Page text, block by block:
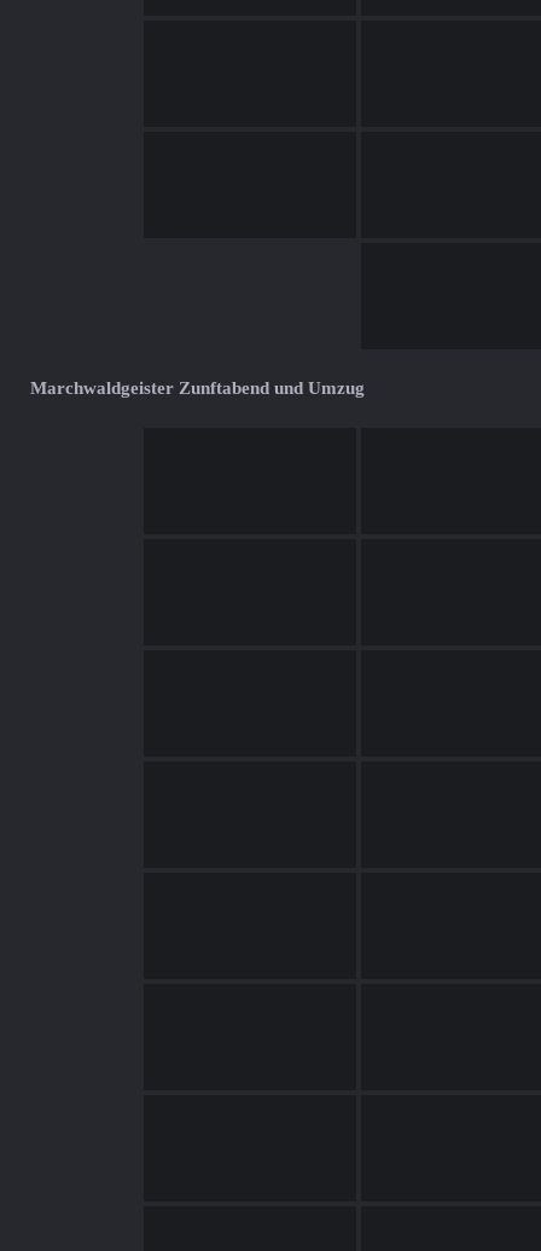
Marchwaldgeister Zunftabend und Umzug